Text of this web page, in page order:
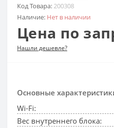
Код Товара:200308
Наличие: Нет в наличии
Цена по
Нашли дешевле?
Основные
Wi-Fi:
Вес внутреннего блока: